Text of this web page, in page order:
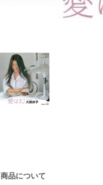
商品について